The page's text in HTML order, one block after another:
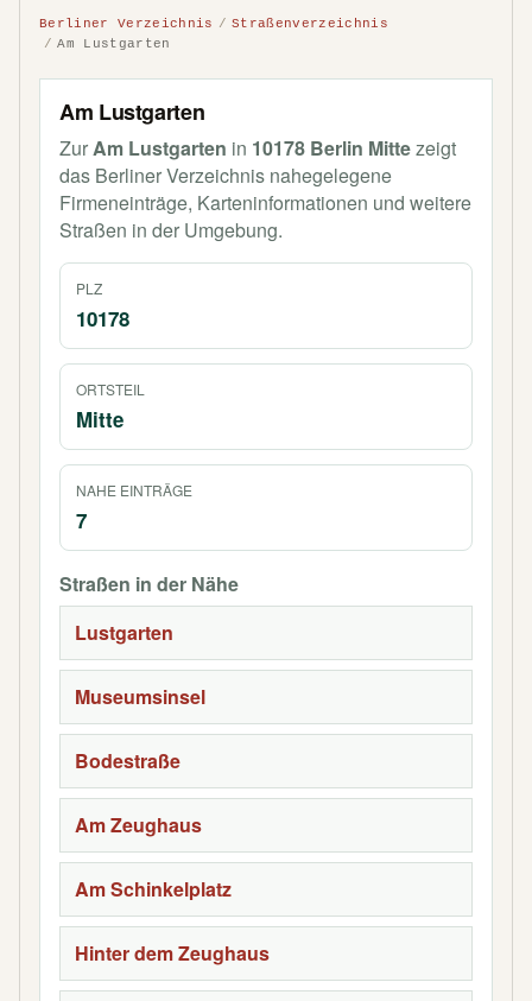
Berliner Verzeichnis
Straßenverzeichnis
Am Lustgarten
Am Lustgarten
ZurAm Lustgarten in 10178 Berlin Mittezeigt
das Berliner Verzeichnis nahegelegene
Firmeneinträge, Karteninformationen und weitere
Straßen in der Umgebung.
PLZ
10178
ORTSTEIL
Mitte
NAHE EINTRÄGE
7
Straßen in der Nähe
Lustgarten
Museumsinsel
Bodestraße
Am Zeughaus
Am Schinkelplatz
Hinter dem Zeughaus